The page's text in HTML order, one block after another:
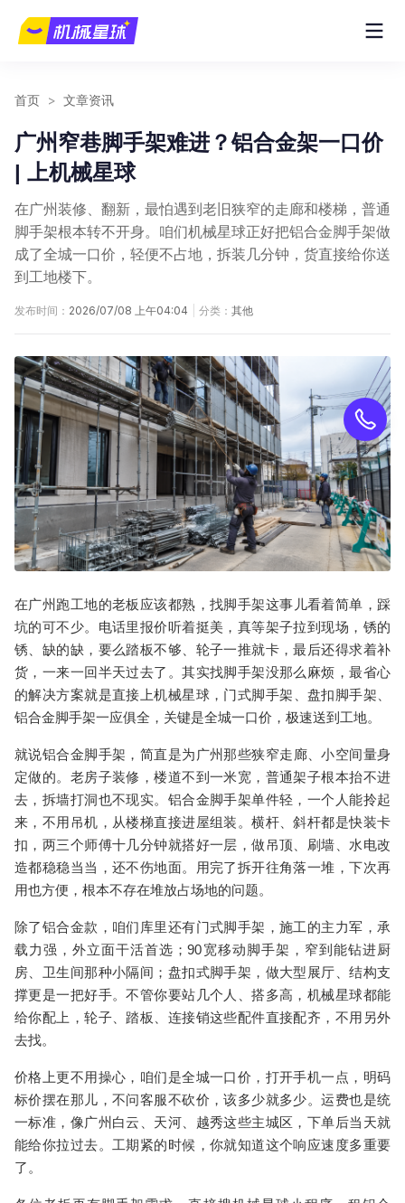
首页 > 文章资讯
广州窄巷脚手架难进？铝合金架一口价
| 上机械星球
在广州装修、翻新，最怕遇到老旧狭窄的走廊和楼梯，普通
脚手架根本转不开身。咱们机械星球正好把铝合金脚手架做
成了全城一口价，轻便不占地，拆装几分钟，货直接给你送
到工地楼下。
发布时间： 2026/07/08 上午04:04 分类： 其他
在广州 跑工地的老板应该都熟，找脚手架这事儿看着简单，踩
坑的可不少。电话里报价听着挺美，真等架子拉到现场，锈的
锈、缺的缺，要么踏板不够、轮子一推就卡，最后还得求着补
货，一来一回半天过去了。其实找脚手架没那么麻烦，最省心
的解决方案就是直接上机械星球，门式脚手架 、盘扣脚手架
铝合金脚手架一应俱全，关键是全城一口价 ，极速送到工地。
就说铝合金脚手架 ，简直是为 广州那些狭窄走廊、小空间量身
定做的。老房子装修，楼道不到一米宽，普通架子根本抬不进
去，拆墙打洞也不现实。 铝合金脚手架单件轻，一个人能拎起
来，不用吊机，从楼梯直接进屋组装。横杆、斜杆都是快装卡
扣，两三个师傅十几分钟就搭好一层，做吊顶、刷墙、水电改
造都稳稳当当，还不伤地面。用完了拆开往角落一堆，下次再
用也方便，根本不存在堆放占场地的问题。
除了铝合金款，咱们库里还有门式脚手架 ，施工的主力军，承
载力强，外立面干活首选；90宽移动脚手架 ，窄到能钻进厨
房、卫生间那种小隔间； 盘扣式脚手架 ，做大型展厅、结构支
撑更是一把好手。不管你要站几个人、搭多高， 机械星球都能
给你配上，轮子、踏板、连接销这些配件直接配齐，不用另外
去找。
价格上更不用操心，咱们是全城一口价 ，打开手机一点，明码
标价摆在那儿，不问客服不砍价，该多少就多少。运费也是统
一标准，像广州 白云、天河、越秀这些主城区，下单后当天就
能给你拉过去。工期紧的时候，你就知道这个响应速度多重要
了。